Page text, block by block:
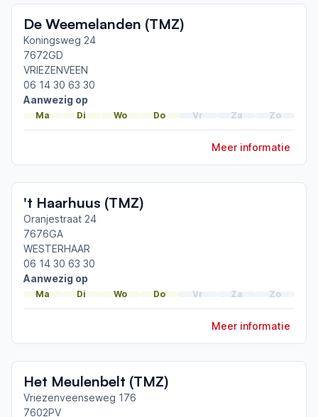
De Weemelanden (TMZ)
Koningsweg 24
7672GD
VRIEZENVEEN
06 14 30 63 30
Aanwezig op
Ma Di Wo Do Vr Za Zo
Meer informatie
't Haarhuus (TMZ)
Oranjestraat 24
7676GA
WESTERHAAR
06 14 30 63 30
Aanwezig op
Ma Di Wo Do Vr Za Zo
Meer informatie
Het Meulenbelt (TMZ)
Vriezenveenseweg 176
7602PV